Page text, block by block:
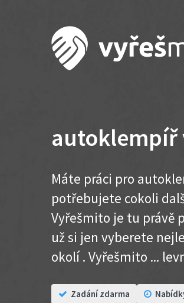
autoklempíř
Máte práci pro
potřebujete cokoli
Vyřešmito je tu právě
už si jen vyberete
okolí . Vyřešmito ...
Zadání zdarma